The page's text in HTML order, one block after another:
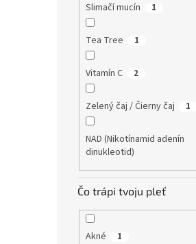
Slimačí mucín 1
Tea Tree 1
Vitamín C 2
Zelený čaj / Čierny čaj 1
NAD (Nikotínamid adenín
dinukleotid)
Čo trápi tvoju pleť
Akné 1